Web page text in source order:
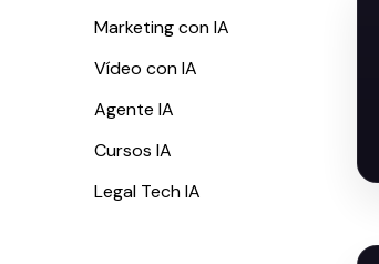
Marketing con IA
Vídeo con IA
Agente IA
Cursos IA
Legal Tech IA